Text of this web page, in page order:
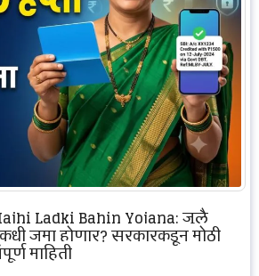
Ladki Bahin Yojana: जुलै
कधी जमा होणार? सरकारकडून मोठी
माहिती